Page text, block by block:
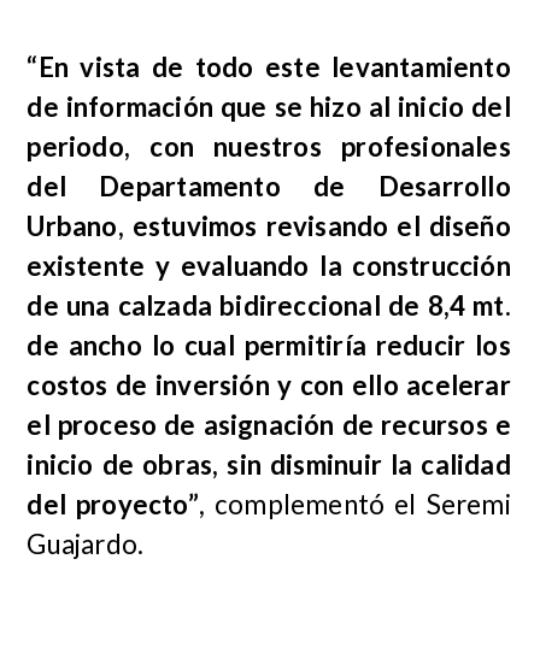
“En vista de todo este levantamiento
de información que se hizo al inicio del
periodo, con nuestros profesionales
del Departamento de Desarrollo
Urbano, estuvimos revisando el diseño
existente y evaluando la construcción
de una calzada bidireccional de 8,4 mt.
de ancho lo cual permitiría reducir los
costos de inversión y con ello acelerar
el proceso de asignación de recursos e
inicio de obras, sin disminuir la calidad
del proyecto”, complementó el Seremi
Guajardo.